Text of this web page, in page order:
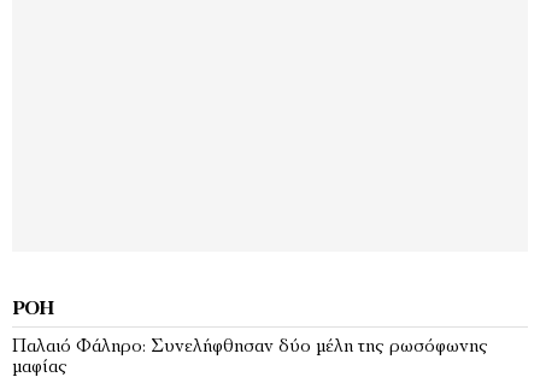
ΡΟΉ
Παλαιό Φάληρο: Συνελήφθησαν δύο μέλη της ρωσόφωνης
μαφίας